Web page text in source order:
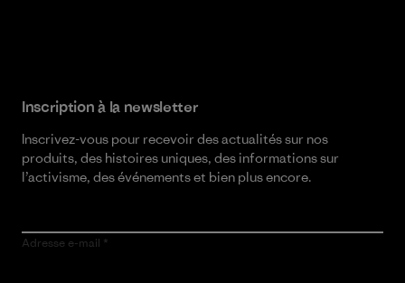
Inscription à la newsletter
Inscrivez-vous pour recevoir des actualités sur nos
produits, des histoires uniques, des informations sur
l’activisme, des événements et bien plus encore.
Adresse e-mail